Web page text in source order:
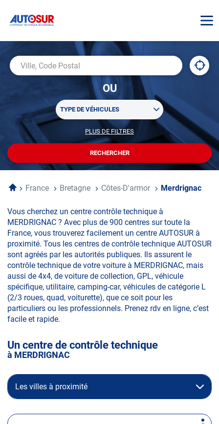
Code
Postal
À
,
OU
Sélectionner
un
plusieurs
recherche
TYPE DE VÉHICULES
PLUS DE FILTRES
POUR
PERSONNALISER
VOTRE
RECHERCHE
RECHERCHER
UN
CENTRE
AUTOSUR
AccueilFrance Bretagne Côtes-D'armor Merdrignac
Vous cherchez un centre contrôle technique à
MERDRIGNAC ? Avec plus de 900 centres sur toute la
France, vous trouverez facilement un centre AUTOSUR à
proximité. Tous les centres de contrôle technique AUTOSUR
sont agréés par les autorités publiques. Ils assurent le
contrôle technique de votre voiture à MERDRIGNAC, mais
aussi de 4x4, de voiture de collection, GPL, véhicule
spécifique, utilitaire, camping-car, véhicules de catégorie L
(2/3 roues, quad, voiturette), que ce soit pour les
particuliers ou les professionnels. Prenez rdv en ligne, c’est
facile et rapide.
Un centre de contrôle technique
à MERDRIGNAC
Les villes à proximité
Appuyer